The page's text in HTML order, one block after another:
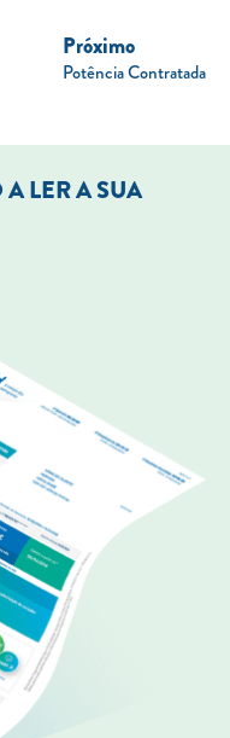
Próximo
Potência Contratada
LER A SUA